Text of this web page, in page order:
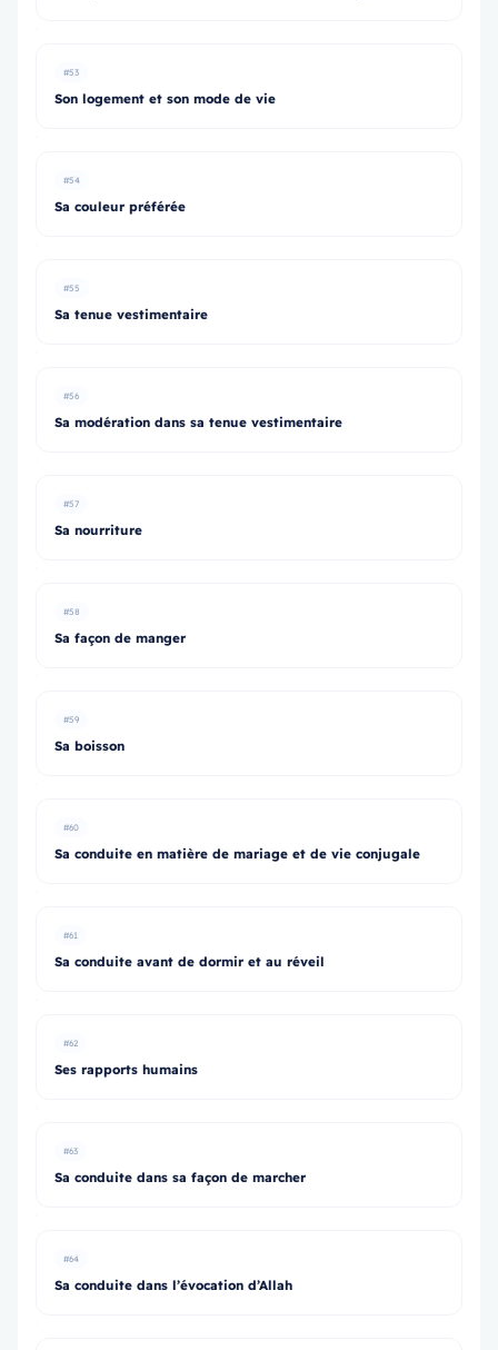
#53
Son logement et son mode de vie
#54
Sa couleur préférée
#55
Sa tenue vestimentaire
#56
Sa modération dans sa tenue vestimentaire
#57
Sa nourriture
#58
Sa façon de manger
#59
Sa boisson
#60
Sa conduite en matière de mariage et de vie conjugale
#61
Sa conduite avant de dormir et au réveil
#62
Ses rapports humains
#63
Sa conduite dans sa façon de marcher
#64
Sa conduite dans l’évocation d’Allah